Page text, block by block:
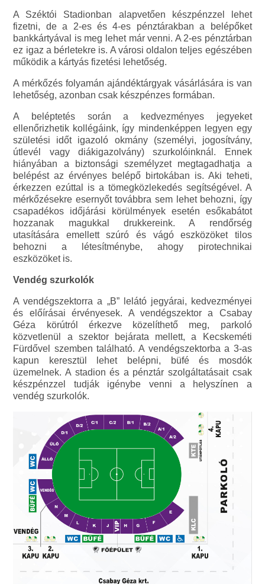
A Széktói Stadionban alapvetően készpénzzel lehet
fizetni, de a 2-es és 4-es pénztárakban a belépőket
bankkártyával is meg lehet már venni. A 2-es pénztárban
ez igaz a bérletekre is. A városi oldalon teljes egészében
működik a kártyás fizetési lehetőség.
A mérkőzés folyamán ajándéktárgyak vásárlására is van
lehetőség, azonban csak készpénzes formában.
A beléptetés során a kedvezményes jegyeket
ellenőrizhetik kollégáink, így mindenképpen legyen egy
születési időt igazoló okmány (személyi, jogosítvány,
útlevél vagy diákigazolvány) szurkolóinknál. Ennek
hiányában a biztonsági személyzet megtagadhatja a
belépést az érvényes belépő birtokában is. Aki teheti,
érkezzen ezúttal is a tömegközlekedés segítségével. A
mérkőzésekre esernyőt továbbra sem lehet behozni, így
csapadékos időjárási körülmények esetén esőkabátot
hozzanak magukkal drukkereink. A rendőrség
utasítására emellett szúró és vágó eszközöket tilos
behozni a létesítménybe, ahogy pirotechnikai
eszközöket is.
Vendég szurkolók
A vendégszektorra a „B” lelátó jegyárai, kedvezményei
és előírásai érvényesek. A vendégszektor a Csabay
Géza körútról érkezve közelíthető meg, parkoló
közvetlenül a szektor bejárata mellett, a Kecskeméti
Fürdővel szemben található. A vendégszektorba a 3-as
kapun keresztül lehet belépni, büfé és mosdók
üzemelnek. A stadion és a pénztár szolgáltatásait csak
készpénzzel tudják igénybe venni a helyszínen a
vendég szurkolók.